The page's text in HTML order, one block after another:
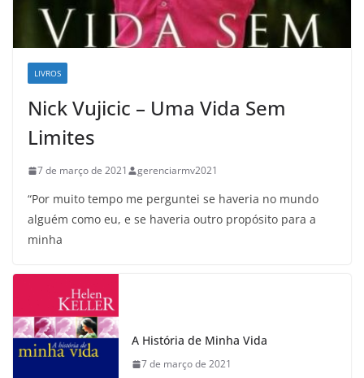
LIVROS
Nick Vujicic – Uma Vida Sem
Limites
7 de março de 2021 gerenciarmv2021
“Por muito tempo me perguntei se haveria no mundo
alguém como eu, e se haveria outro propósito para a
minha
A História de Minha Vida
7 de março de 2021